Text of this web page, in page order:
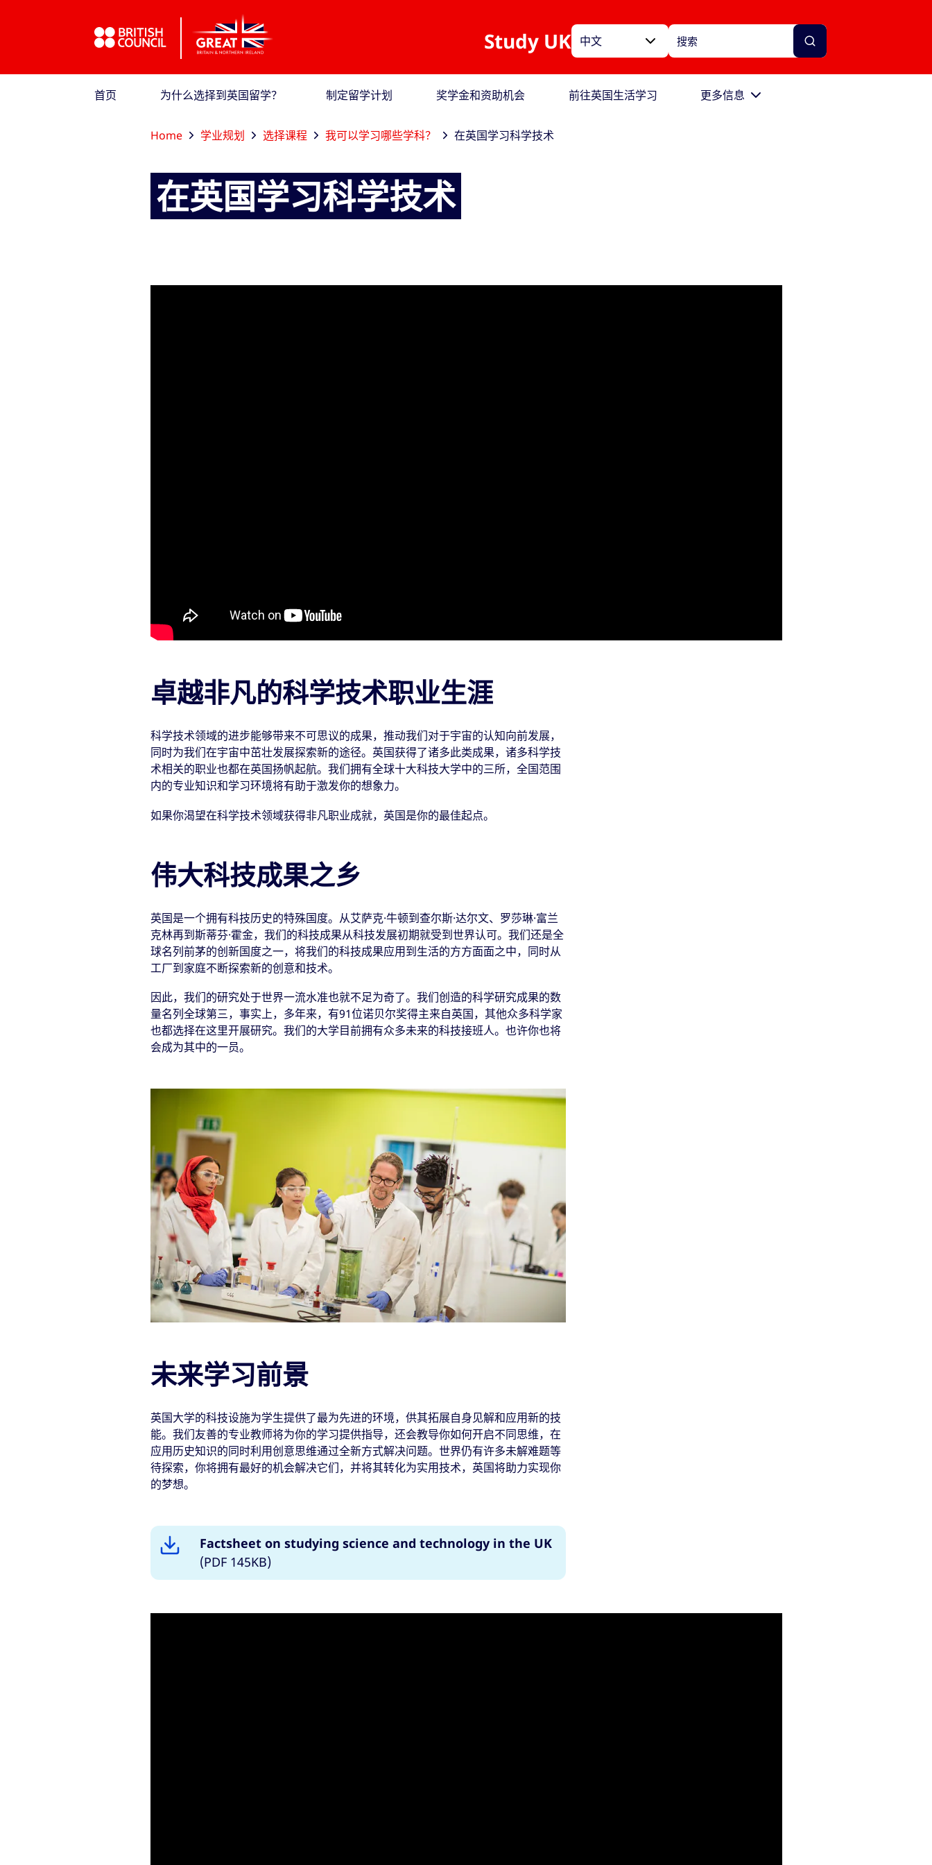
Study UK 中文
首页 为什么选择到英国留学？ 制定留学计划 奖学金和资助机会 前往英国生活学习 更多信息
Home 学业规划 选择课程 我可以学习哪些学科？ 在英国学习科学技术
在英国学习科学技术
卓越非凡的科学技术职业生涯
科学技术领域的进步能够带来不可思议的成果，推动我们对于宇宙的认知向前发展，
同时为我们在宇宙中茁壮发展探索新的途径。英国获得了诸多此类成果，诸多科学技
术相关的职业也都在英国扬帆起航。我们拥有全球十大科技大学中的三所，全国范围
内的专业知识和学习环境将有助于激发你的想象力。
如果你渴望在科学技术领域获得非凡职业成就，英国是你的最佳起点。
伟大科技成果之乡
英国是一个拥有科技历史的特殊国度。从艾萨克·牛顿到查尔斯·达尔文、罗莎琳·富兰
克林再到斯蒂芬·霍金，我们的科技成果从科技发展初期就受到世界认可。我们还是全
球名列前茅的创新国度之一，将我们的科技成果应用到生活的方方面面之中，同时从
工厂到家庭不断探索新的创意和技术。
因此，我们的研究处于世界一流水准也就不足为奇了。我们创造的科学研究成果的数
量名列全球第三，事实上，多年来，有91位诺贝尔奖得主来自英国，其他众多科学家
也都选择在这里开展研究。我们的大学目前拥有众多未来的科技接班人。也许你也将
会成为其中的一员。
未来学习前景
英国大学的科技设施为学生提供了最为先进的环境，供其拓展自身见解和应用新的技
能。我们友善的专业教师将为你的学习提供指导，还会教导你如何开启不同思维，在
应用历史知识的同时利用创意思维通过全新方式解决问题。世界仍有许多未解难题等
待探索，你将拥有最好的机会解决它们，并将其转化为实用技术，英国将助力实现你
的梦想。
Factsheet on studying science and technology in the UK
(PDF 145KB)